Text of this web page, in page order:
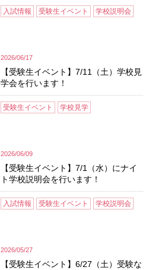
入試情報 受験生イベント 学校説明会
2026/06/17
【受験生イベント】7/11（土）学校見
学会を行います！
受験生イベント 学校見学
2026/06/09
【受験生イベント】7/1（水）にナイ
ト学校説明会を行います！
入試情報 受験生イベント 学校説明会
2026/05/27
【受験生イベント】6/27（土）受験な